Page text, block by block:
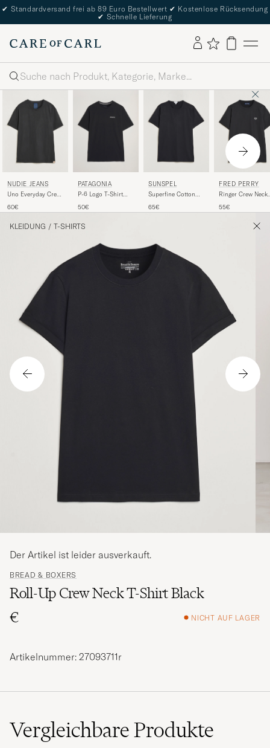
✔ Standardversand frei ab 89 Euro Bestellwert ✔ Kostenlose Rücksendung
✔ Schnelle Lieferung
Suche
NUDIE JEANS
Uno Everyday Crew
60€
PATAGONIA
P-6 Logo T-Shirt
50€
SUNSPEL
Superfine Cotton
Black
65€
FRED PERRY
Ringer Crew Neck
55€
KLEIDUNG / T-SHIRTS
BREAD & BOXERS
Roll-Up Crew Neck T-Shirt Black
€
NICHT AUF LAGER
Der Artikel ist leider ausverkauft.
Artikelnummer: 27093711r
VergleichbareProdukte